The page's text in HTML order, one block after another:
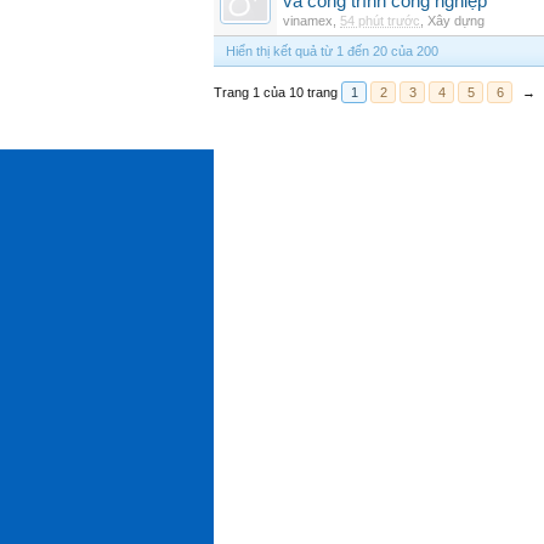
vinamex 54 phút trước Xây dựng
Hiển thị kết quả từ 1 đến 20 của 200
Trang 1 của 10 trang 1 2 3 4 5 6 →